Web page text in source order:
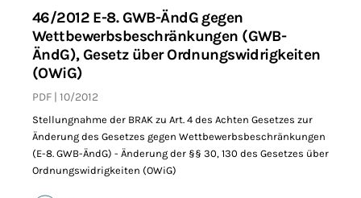
46/2012 E-8. GWB-ÄndG gegen
Wettbewerbsbeschränkungen (GWB-
ÄndG), Gesetz über Ordnungswidrigkeiten
(OWiG)
PDF 10/2012
Stellungnahme der BRAK zu Art. 4 des Achten Gesetzes zur
Änderung des Gesetzes gegen Wettbewerbsbeschränkungen
(E-8. GWB-ÄndG) - Änderung der §§ 30, 130 des Gesetzes über
Ordnungswidrigkeiten (OWiG)